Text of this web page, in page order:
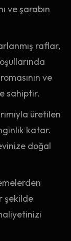
ve şarabın
raflar,
ve
sahiptir.
üretilen
katar.
doğal
şekilde